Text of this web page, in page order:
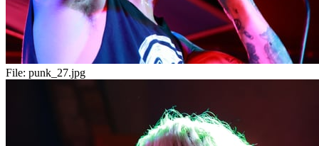
File: punk_27.jpg